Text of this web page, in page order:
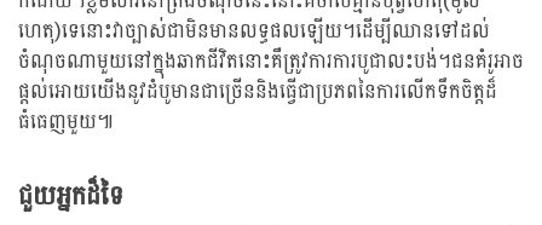
ហេតុ)ទេនោះវាច្បាស់ជាមិនមានលទ្ធផលឡើយ។ដើម្បីឈានទៅដល់
ចំណុចណាមួយនៅក្នុងឆាកជីវិតនោះគឺត្រូវការការបូជាលះបង់។ជនគំរូអាច
ផ្តល់អោយយើងនូវដំបូមានជាច្រើននិងធ្វើជាប្រភពនៃការលើកទឹកចិត្តដ៏
ធំធេញមួយ៕
ជួយអ្នកដ៏ទៃ